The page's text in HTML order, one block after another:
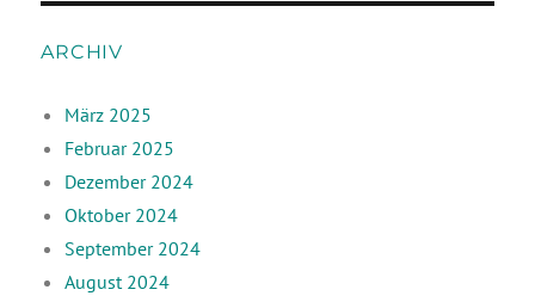
ARCHIV
März 2025
Februar 2025
Dezember 2024
Oktober 2024
September 2024
August 2024